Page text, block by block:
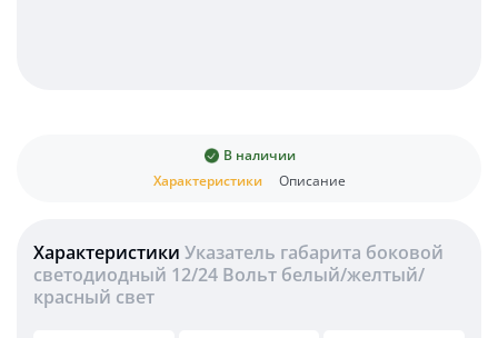
Характеристики Описание
В наличии
Характеристики Указатель габарита боковой
светодиодный 12/24 Вольт белый/желтый/
красный свет